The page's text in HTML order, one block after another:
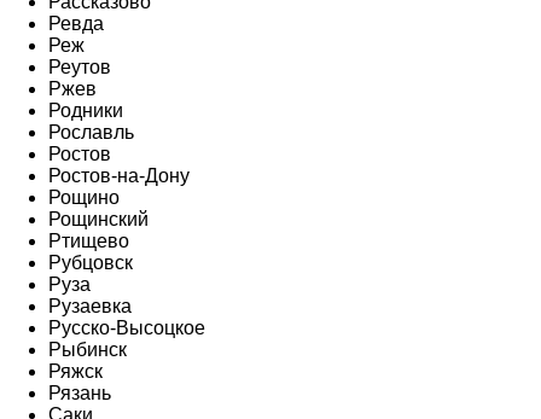
Ревда
Реж
Реутов
Ржев
Родники
Рославль
Ростов
Ростов-на-Дону
Рощино
Рощинский
Ртищево
Рубцовск
Руза
Рузаевка
Русско-Высоцкое
Рыбинск
Ряжск
Рязань
Саки